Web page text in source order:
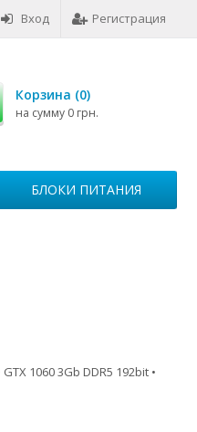
Вход Регистрация
Корзина (0)
на сумму 0 грн.
БЛОКИ ПИТАНИЯ
1060 3Gb DDR5 192bit •